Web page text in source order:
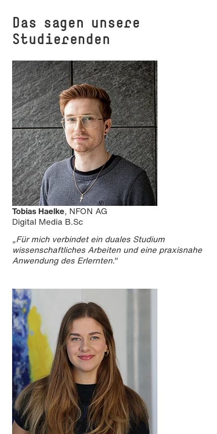
Foto: Melanie Billian
Das sagen unsere
Studierenden
Tobias Haelke, NFON AG
Digital Media B.Sc
„Für mich verbindet ein duales Studium
wissenschaftliches Arbeiten und eine praxisnahe
Anwendung des Erlernten."